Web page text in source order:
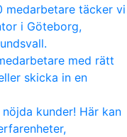
medarbetare täcker vi
i Göteborg,
med rätt
skicka in en
kunder! Här kan